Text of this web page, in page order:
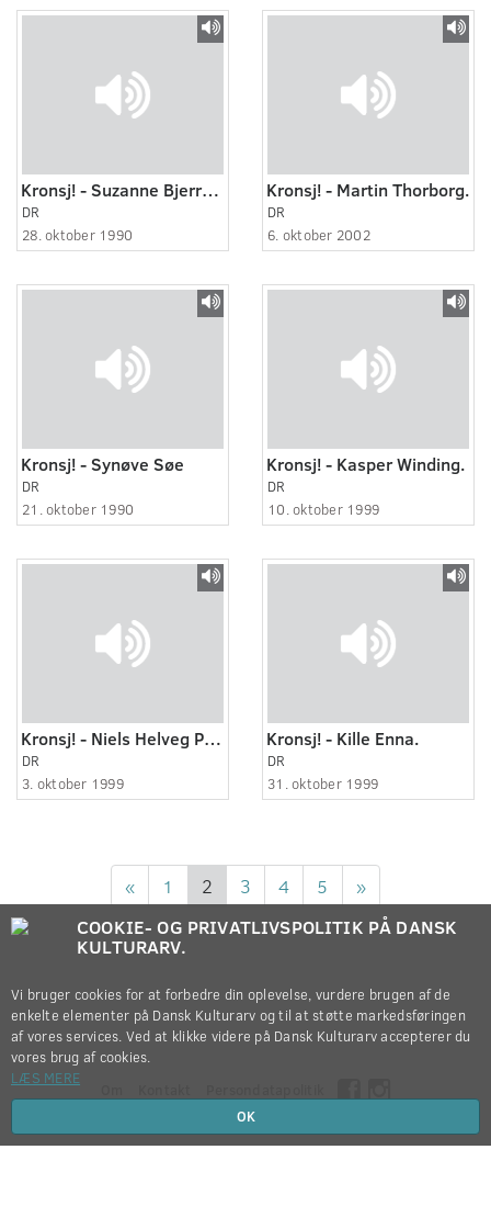
Kronsj! - Suzanne Bjerrehus.
DR
28. oktober 1990
Kronsj! - Martin Thorborg.
DR
6. oktober 2002
Kronsj! - Synøve Søe
DR
21. oktober 1990
Kronsj! - Kasper Winding.
DR
10. oktober 1999
Kronsj! - Niels Helveg Petersen
DR
3. oktober 1999
Kronsj! - Kille Enna.
DR
31. oktober 1999
« 1 2 3 4 5 »
Copyright © 2012-2026
COOKIE- OG PRIVATLIVSPOLITIK PÅ DANSK
KULTURARV.
Vi bruger cookies for at forbedre din oplevelse, vurdere brugen af de
enkelte elementer på Dansk Kulturarv og til at støtte markedsføringen
af vores services. Ved at klikke videre på Dansk Kulturarv accepterer du
vores brug af cookies.
LÆS MERE
OK